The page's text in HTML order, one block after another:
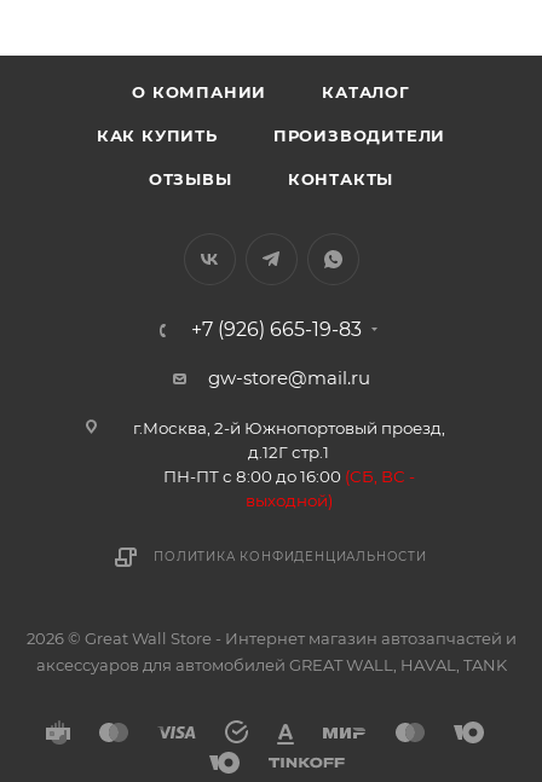
О КОМПАНИИ КАТАЛОГ
КАК КУПИТЬ ПРОИЗВОДИТЕЛИ
ОТЗЫВЫ КОНТАКТЫ
+7 (926) 665-19-83
gw-store@mail.ru
г.Москва, 2-й Южнопортовый проезд,
д.12Г стр.1
ПН-ПТ с 8:00 до 16:00 (СБ, ВС -
выходной)
ПОЛИТИКА КОНФИДЕНЦИАЛЬНОСТИ
2026 © Great Wall Store - Интернет магазин автозапчастей и
аксессуаров для автомобилей GREAT WALL, HAVAL, TANK